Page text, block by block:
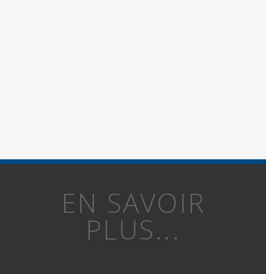
EN SAVOIR
PLUS...